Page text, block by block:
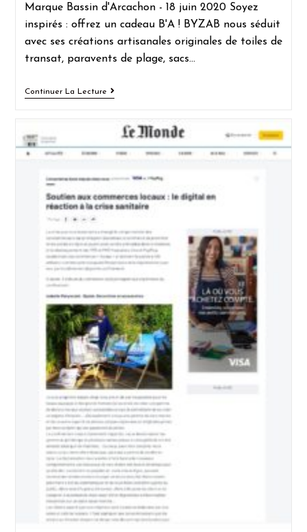
Marque Bassin d'Arcachon - 18 juin 2020 Soyez
inspirés : offrez un cadeau B'A ! BYZAB nous séduit
avec ses créations artisanales originales de toiles de
transat, paravents de plage, sacs…
Continuer La Lecture